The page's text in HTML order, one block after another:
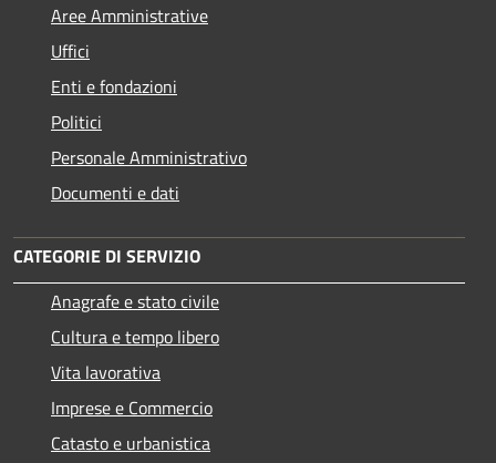
Aree Amministrative
Uffici
Enti e fondazioni
Politici
Personale Amministrativo
Documenti e dati
CATEGORIE DI SERVIZIO
Anagrafe e stato civile
Cultura e tempo libero
Vita lavorativa
Imprese e Commercio
Catasto e urbanistica